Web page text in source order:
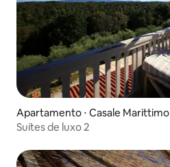
Apartamento ⋅ Casale Marittimo
Suítes de luxo 2